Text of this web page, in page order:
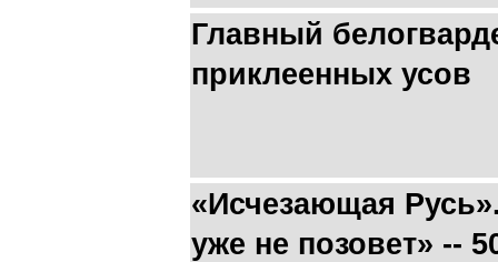
Главный
приклеенных усов
«Исчезающая
уже не позовет» --